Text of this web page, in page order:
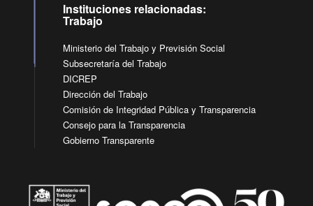
Instituciones relacionadas:
Trabajo
Ministerio del Trabajo y Previsión Social
Subsecretaría del Trabajo
DICREP
Dirección del Trabajo
Comisión de Integridad Pública y Transparencia
Consejo para la Transparencia
Gobierno Transparente